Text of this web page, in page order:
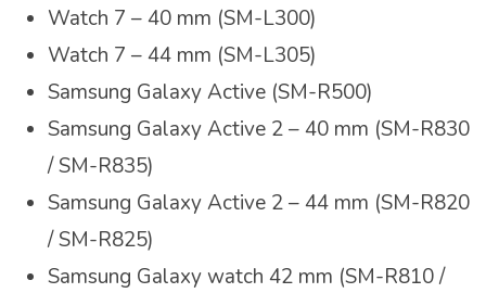
Watch 7 – 40 mm (SM-L300)
Watch 7 – 44 mm (SM-L305)
Samsung Galaxy Active (SM-R500)
Samsung Galaxy Active 2 – 40 mm (SM-R830
/ SM-R835)
Samsung Galaxy Active 2 – 44 mm (SM-R820
/ SM-R825)
Samsung Galaxy watch 42 mm (SM-R810 /